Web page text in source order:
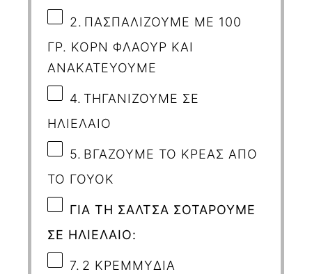
2. ΠΑΣΠΑΛΙΖΟΥΜΕ ΜΕ 100
ΓΡ. ΚΟΡΝ ΦΛΑΟΥΡ ΚΑΙ
ΑΝΑΚΑΤΕΥΟΥΜΕ
4. ΤΗΓΑΝΙΖΟΥΜΕ ΣΕ
ΗΛΙΕΛΑΙΟ
5. ΒΓΑΖΟΥΜΕ ΤΟ ΚΡΕΑΣ ΑΠΟ
ΤΟ ΓΟΥΟΚ
ΓΙΑ ΤΗ ΣΑΛΤΣΑ ΣΟΤΑΡΟΥΜΕ
ΣΕ ΗΛΙΕΛΑΙΟ:
7. 2 ΚΡΕΜΜΥΔΙΑ